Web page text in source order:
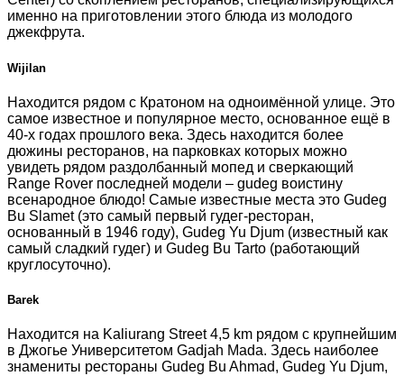
именно на приготовлении этого блюда из молодого
джекфрута.
Wijilan
Находится рядом с Кратоном на одноимённой улице. Это
самое известное и популярное место, основанное ещё в
40-х годах прошлого века. Здесь находится более
дюжины ресторанов, на парковках которых можно
увидеть рядом раздолбанный мопед и сверкающий
Range Rover последней модели – gudeg воистину
всенародное блюдо! Самые известные места это Gudeg
Bu Slamet (это самый первый гудег-ресторан,
основанный в 1946 году), Gudeg Yu Djum (известный как
самый сладкий гудег) и Gudeg Bu Tarto (работающий
круглосуточно).
Barek
Находится на Kaliurang Street 4,5 km рядом с крупнейшим
в Джогье Университетом Gadjah Mada. Здесь наиболее
знамениты рестораны Gudeg Bu Ahmad, Gudeg Yu Djum,